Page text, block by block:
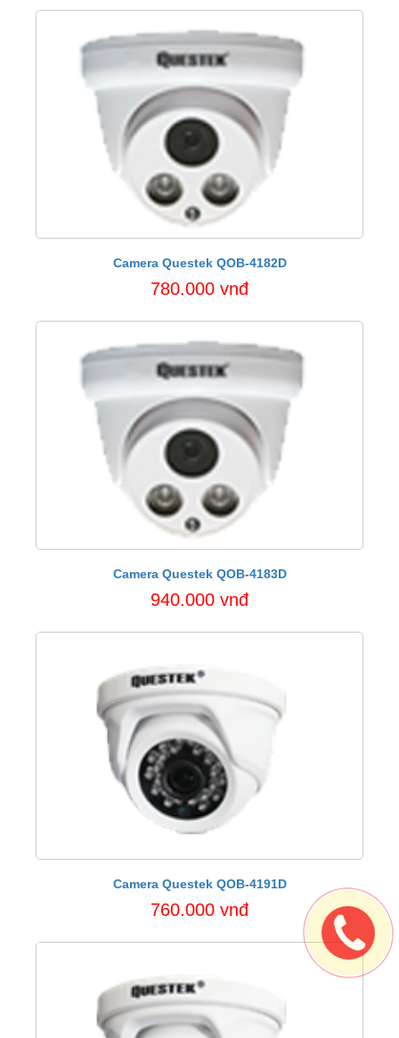
Camera Questek QOB-4182D
780.000 vnđ
Camera Questek QOB-4183D
940.000 vnđ
Camera Questek QOB-4191D
760.000 vnđ